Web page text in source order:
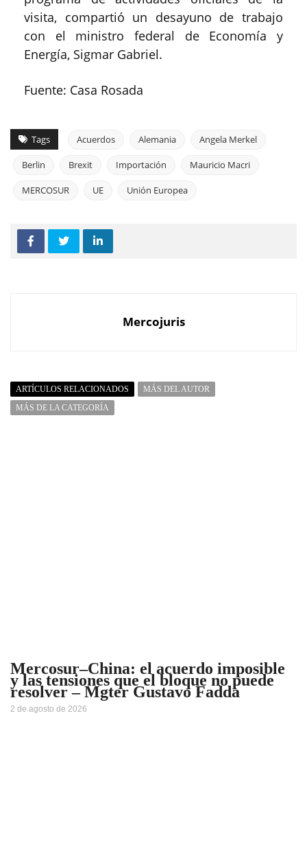
visita, compartió un desayuno de trabajo
con el ministro federal de Economía y
Energía, Sigmar Gabriel.
Fuente: Casa Rosada
Tags Acuerdos Alemania Angela Merkel
Berlin Brexit Importación Mauricio Macri
MERCOSUR UE Unión Europea
Mercojuris
ARTÍCULOS RELACIONADOS
MÁS DEL AUTOR
MÁS DE LA CATEGORÍA
Mercosur–China: el acuerdo imposible
y las tensiones que el bloque no puede
resolver – Mgter Gustavo Fadda
2 de agosto de 2026